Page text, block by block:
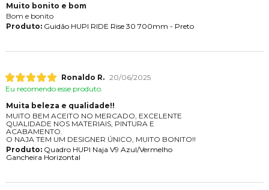
Muito bonito e bom
Bom e bonito
Produto:Guidão HUPI RIDE Rise 30 700mm - Preto
Ronaldo R. 20/06/2025
Eu recomendo esse produto.
Muita beleza e qualidade!!
MUITO BEM ACEITO NO MERCADO, EXCELENTE
QUALIDADE NOS MATERIAIS, PINTURA E
ACABAMENTO.
O NAJA TEM UM DESIGNER ÚNICO, MUITO BONITO!!
Produto:Quadro HUPI Naja V9 Azul/Vermelho
Gancheira Horizontal